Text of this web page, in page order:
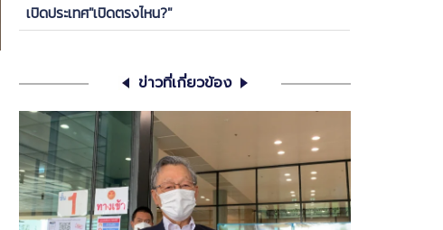
เปิดประเทศ"เปิดตรงไหน?"
ข่าวที่เกี่ยวข้อง